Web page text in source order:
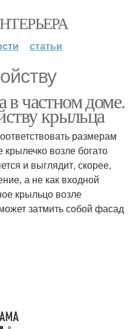
статьи
частном доме.
крыльца
размерам
возле богато
и выглядит, скорее,
а не как входной
крыльцо возле
затмить собой фасад